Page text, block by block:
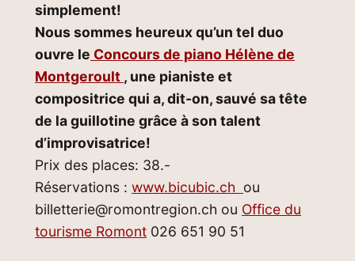
simplement!
Nous sommes heureux qu’un tel duo
ouvre le Concours de piano Hélène de
Montgeroult , une pianiste et
compositrice qui a, dit-on, sauvé sa tête
de la guillotine grâce à son talent
d’improvisatrice!
Prix des places: 38.-
Réservations : www.bicubic.ch ou
billetterie@romontregion.ch ou Office du
tourisme Romont 026 651 90 51